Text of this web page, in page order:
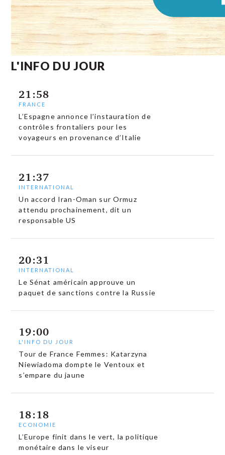
L'INFO DU JOUR
21:58
FRANCE
L’Espagne annonce l’instauration de
contrôles frontaliers pour les
voyageurs en provenance d’Italie
21:37
INTERNATIONAL
Un accord Iran-Oman sur Ormuz
attendu prochainement, dit un
responsable US
20:31
INTERNATIONAL
Le Sénat américain approuve un
paquet de sanctions contre la Russie
19:00
L'INFO DU JOUR
Tour de France Femmes: Katarzyna
Niewiadoma dompte le Ventoux et
s’empare du jaune
18:18
ECONOMIE
L’Europe finit dans le vert, la politique
monétaire dans le viseur